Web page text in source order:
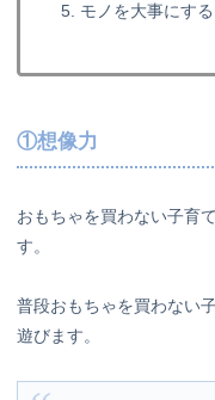
モノを大事にする
①想像力
おもちゃを買わない子育
す。
普段おもちゃを買わない
遊びます。